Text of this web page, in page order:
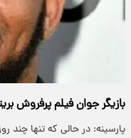
بازیگر جوان فیلم پرفروش
پارسینه: در حالی که تنها چند